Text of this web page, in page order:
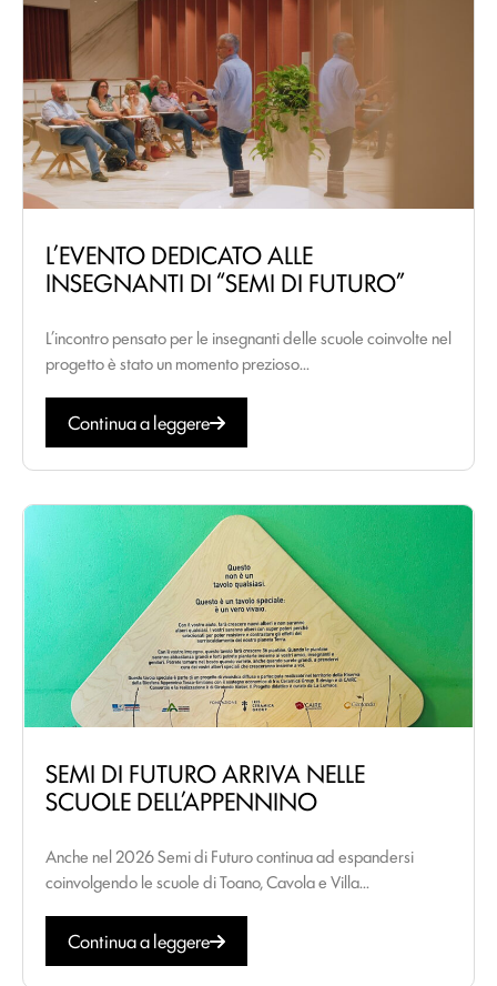
L’EVENTO DEDICATO ALLE
INSEGNANTI DI “SEMI DI FUTURO”
L’incontro pensato per le insegnanti delle scuole coinvolte nel
progetto è stato un momento prezioso...
Continua a leggere
SEMI DI FUTURO ARRIVA NELLE
SCUOLE DELL’APPENNINO
Anche nel 2026 Semi di Futuro continua ad espandersi
coinvolgendo le scuole di Toano, Cavola e Villa...
Continua a leggere